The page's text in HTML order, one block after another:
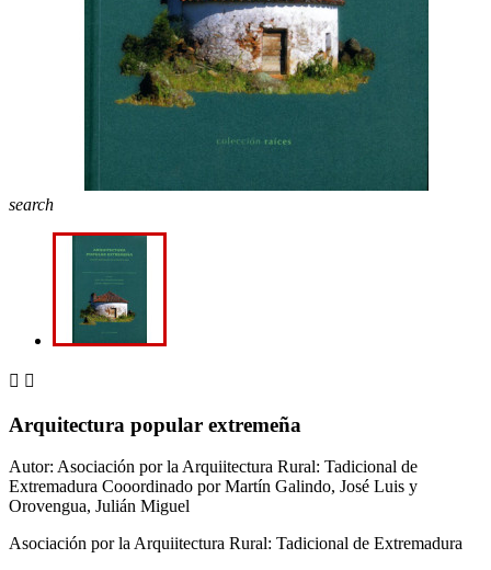
search
 
Arquitectura popular extremeña
Autor: Asociación por la Arquiitectura Rural: Tadicional de
Extremadura Cooordinado por Martín Galindo, José Luis y
Orovengua, Julián Miguel
Asociación por la Arquiitectura Rural: Tadicional de Extremadura